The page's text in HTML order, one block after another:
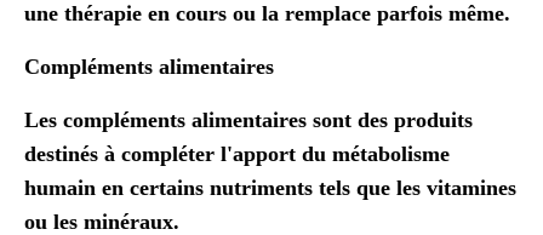
une thérapie en cours ou la remplace parfois même.
Compléments alimentaires
Les compléments alimentaires sont des produits
destinés à compléter l'apport du métabolisme
humain en certains nutriments tels que les vitamines
ou les minéraux.